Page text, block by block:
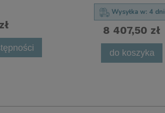
Wysyłka w: 4 dni
8 407,50 zł
do koszyka